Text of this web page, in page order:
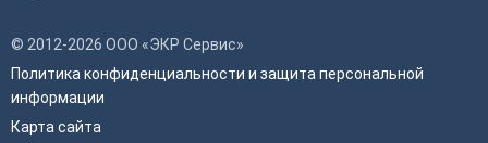
© 2012-2026 ООО «ЭКР Сервис»
Политика конфиденциальности и защита персональной
информации
Карта сайта